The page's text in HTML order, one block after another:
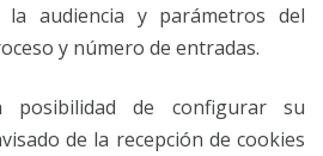
audiencia y parámetros del
y número de entradas.
de configurar su
de la recepción de cookies